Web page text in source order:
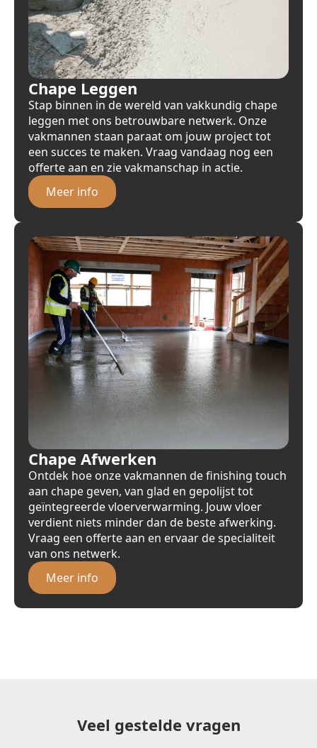
Chape Leggen
Stap binnen in de wereld van vakkundig chape
leggen met ons betrouwbare netwerk. Onze
vakmannen staan paraat om jouw project tot
een succes te maken. Vraag vandaag nog een
offerte aan en zie vakmanschap in actie.
Meer info
Chape Afwerken
Ontdek hoe onze vakmannen de finishing touch
aan chape geven, van glad en gepolijst tot
geïntegreerde vloerverwarming. Jouw vloer
verdient niets minder dan de beste afwerking.
Vraag een offerte aan en ervaar de specialiteit
van ons netwerk.
Meer info
Veel gestelde vragen